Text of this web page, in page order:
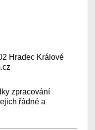
Hradec Králové
zpracování
řádné a